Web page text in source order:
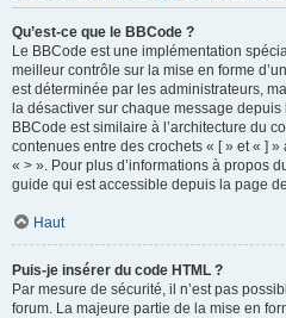
Qu’est-ce que le BBCode ?
Le BBCode est une implémentation
meilleur contrôle sur la mise en forme
est déterminée par les administrateurs,
la désactiver sur chaque message
BBCode est similaire à l’architecture du
contenues entre des crochets « [ » et « ]
« > ». Pour plus d’informations à propos
guide qui est accessible depuis la page
Haut
Puis-je insérer du code HTML ?
Par mesure de sécurité, il n’est pas
forum. La majeure partie de la mise en